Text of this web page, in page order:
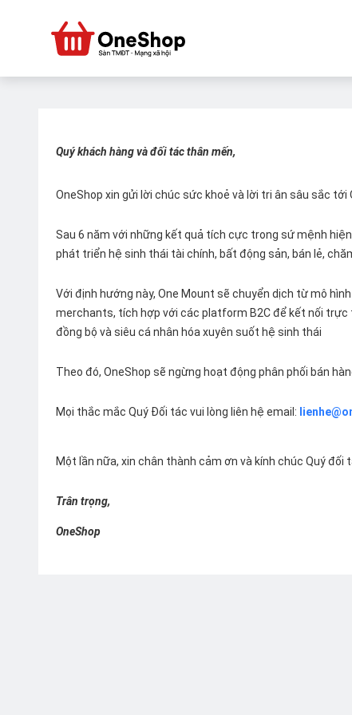
Quý khách hàng và đối tác thân mến,
OneShop xin gửi lời chúc sức khoẻ và lời tri ân sâu sắc
Sau 6 năm với những kết quả tích cực trong sứ mệnh
phát triển hệ sinh thái tài chính, bất động sản, bán lẻ,
Với định hướng này, One Mount sẽ chuyển dịch từ mô
merchants, tích hợp với các platform B2C để kết nối trực
đồng bộ và siêu cá nhân hóa xuyên suốt hệ sinh thái
Theo đó, OneShop sẽ ngừng hoạt động phân phối bán
Mọi thắc mắc Quý Đối tác vui lòng liên hệ email:
Một lần nữa, xin chân thành cảm ơn và kính chúc Quý đối
Trân trọng,
OneShop